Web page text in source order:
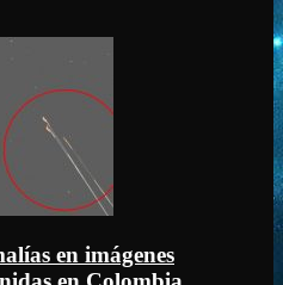
en imágenes